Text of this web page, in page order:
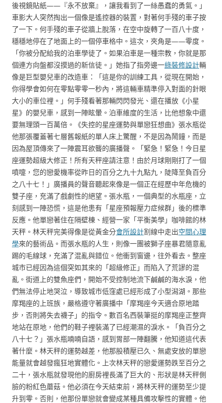
後視鏡貼紙——『永不放棄』，讓我看到了一絲愚蠢的勇氣。」
車影大人突然掏出一個像是遙控器的裝置，對著何手殘的車子按
了一下。何手殘的車子從牆上脫落，在空中旋轉了一百八十度，
穩穩地停在了地面上的一個停車格中。這次，夾角是——零度。
「你被分配給我的泊車學徒了。如果泊車是一種宗教，你就是那
個連方向盤都沒摸過的新信徒。」她指了指旁邊一綠裝修設計輛
像是巨型嬰兒車的改造車：「這是你的訓練工具，從現在開始，
你得學會如何在零點零零一秒內，將這輛車精準停入對面的針眼
大小的車位裡。」何手殘看著那輛閃閃發光、還在播放《小星
星》的嬰兒車，感到一陣眩暈。泊車維度的生活，比他想象中還
要無理頭一百萬倍。《失控的星座運勢與單戀狂想曲》張水瓶從
他那張覆蓋著七層舊報紙的單人床上驚醒，不是因為鬧鐘，而是
因為屋頂傳來了一陣震耳欲聾的廣播聲。「緊急！緊急！今日星
座運勢超級大修正！所有天秤座請注意！由於月球剛剛打了一個
噴嚏，您的戀愛機率從昨日的百分之九十九點九，陡降至負百分
之八十七！」廣播員的聲音聽起來像是一個正在經歷中年危機的
雙子座，充滿了戲劇性的絕望。張水瓶，一個典型的水瓶座，立
刻感到一陣恐慌，這是他患有「星座預報壓力症候群」後的標準
反應。他單戀著住在隔壁棟、經營一家「平衡美學」咖啡館的林
天秤。林天秤完美得像是從黃金分會所設計割線中走出空間心理
學來的藝術品。而張水瓶的人生，則像一團被獅子座暴君隨意亂
踢的毛線球，充滿了混亂與錯位。他衝到窗邊，往外看去。整座
城市已經因為這個突如其來的「超級修正」而陷入了荒謬的混
亂。街道上的雙魚座們，開始不受控制地流下鹹鹹的海水淚，他
們無法停止地哭泣，導致城市低窪處已經形成了小型潟湖。那些
摩羯座的上班族，嚴格遵守著廣播中「摩羯座今天適合原地踏
步，否則將失去襪子」的指令。數百名西裝筆挺的摩羯座正整齊
地站在原地，他們的鞋子裡裝滿了已經潮濕的淚水。「負百分之
八十七？」張水瓶喃喃自語，感到胃部一陣翻騰，他知道這代表
著什麼。林天秤的運勢越差，他那股積壓已久、無處安放的單戀
能量就會越發瘋狂地實體化。上次林天秤的戀愛運勢跌至百分之
二十，張水瓶就發現他的廚房裡長滿了巨大的、形狀是林天秤側
臉的粉紅色蘑菇。他必須在今天結束前，將林天秤的運勢至少提
升到零。否則，他那份單戀就會變成某種具備攻擊性的實體。他